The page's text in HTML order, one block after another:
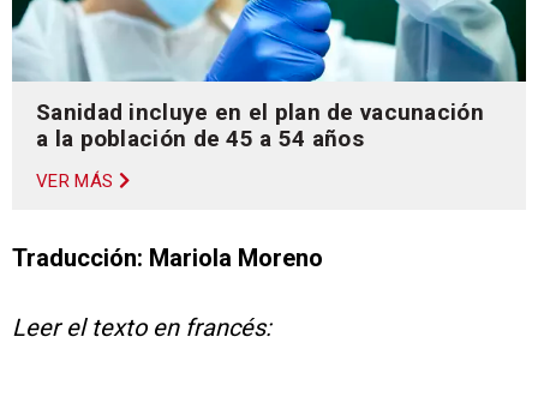
Sanidad incluye en el plan de vacunación
a la población de 45 a 54 años
VER MÁS
Traducción: Mariola Moreno
Leer el texto en francés: